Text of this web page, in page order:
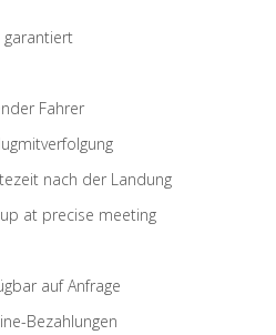
garantiert
Fahrer
nach der Landung
at precise meeting
auf Anfrage
Bezahlungen